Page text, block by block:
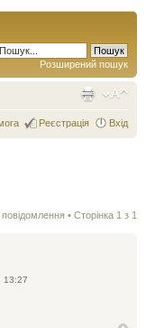
Розширений пошук
Реєстрація Вхід
повідомлення • Сторінка 1 з 1
13:27